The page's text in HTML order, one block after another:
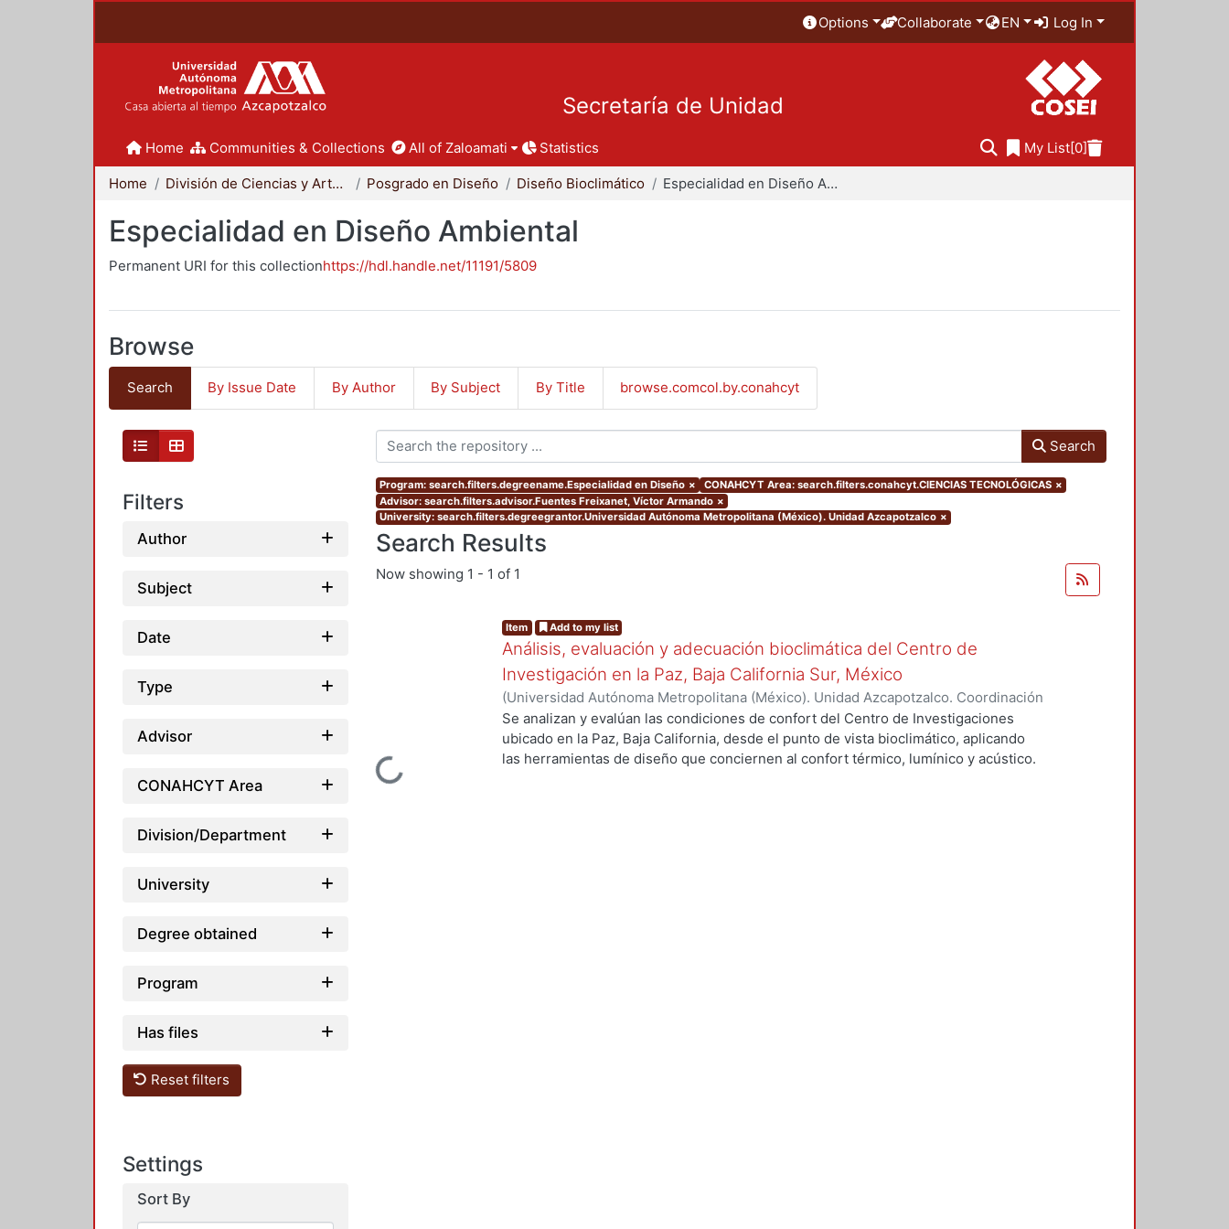
Options Collaborate EN Log In
Secretaría de Unidad
Home Communities & Collections All of Zaloamati Statistics My List[0]
Home División de Ciencias y Artes para el Diseño Posgrado en Diseño Diseño Bioclimático Especialidad en Diseño Ambiental
Especialidad en Diseño Ambiental
Permanent URI for this collectionhttps://hdl.handle.net/11191/5809
Browse
Search By Issue Date By Author By Subject By Title browse.comcol.by.conahcyt
Filters
Author
Subject
Date
Type
Advisor
CONAHCYT Area
Division/Department
University
Degree obtained
Program
Has files
Reset filters
Settings
Sort By
Search
Program: search.filters.degreename.Especialidad en Diseño × CONAHCYT Area: search.filters.conahcyt.CIENCIAS TECNOLÓGICAS ×
Advisor: search.filters.advisor.Fuentes Freixanet, Víctor Armando ×
University: search.filters.degreegrantor.Universidad Autónoma Metropolitana (México). Unidad Azcapotzalco ×
Search Results
Now showing 1 - 1 of 1
Loading...
Item Add to my list
Análisis, evaluación y adecuación bioclimática del Centro de
Investigación en la Paz, Baja California Sur, México
(Universidad Autónoma Metropolitana (México). Unidad Azcapotzalco. Coordinación
de Servicios de Información.,1999-12 )García Tavera, José Luis
Se analizan y evalúan las condiciones de confort del Centro de Investigaciones
ubicado en la Paz, Baja California, desde el punto de vista bioclimático, aplicando
las herramientas de diseño que conciernen al confort térmico, lumínico y acústico.